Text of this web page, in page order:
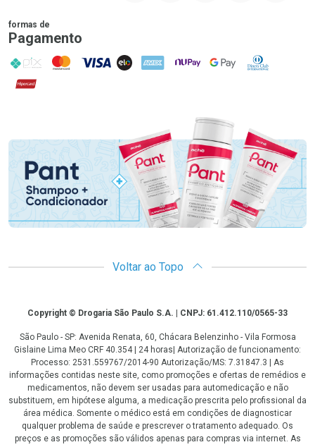
formas de
Pagamento
PIX MasterCard
VISA ELO AMEX NuPay Google PayDiners Club
Hipercard
Promoção em Destaque
Voltar ao Topo
CopyrightCopyright © Drogaria São Paulo S.A. | CNPJ: 61.412.110/0565-33
São Paulo - SP: Avenida Renata, 60, Chácara Belenzinho - Vila Formosa
Gislaine Lima Meo CRF 40.354 | 24 horas| Autorização de funcionamento:
Processo: 2531.559767/2014-90 Autorização/MS: 7.31847.3 | As
informações contidas neste site, como promoções e ofertas de remédios e
medicamentos, não devem ser usadas para automedicação e não
substituem, em hipótese alguma, a medicação prescrita pelo profissional da
área médica. Somente o médico está em condições de diagnosticar
qualquer problema de saúde e prescrever o tratamento adequado. Os
preços e as promoções são válidos apenas para compras via internet. As